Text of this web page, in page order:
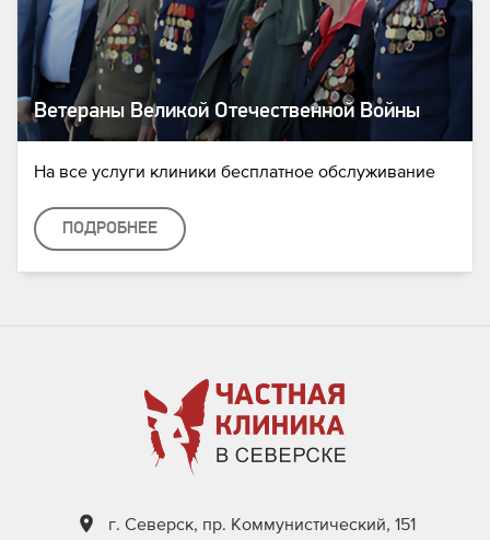
Ветераны Великой Отечественной Войны
На все услуги клиники бесплатное обслуживание
ПОДРОБНЕЕ
г. Северск, пр. Коммунистический, 151